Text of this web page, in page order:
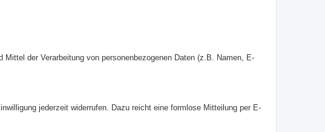
der Verarbeitung von personenbezogenen Daten (z.B. Namen, E-
jederzeit widerrufen. Dazu reicht eine formlose Mitteilung per E-